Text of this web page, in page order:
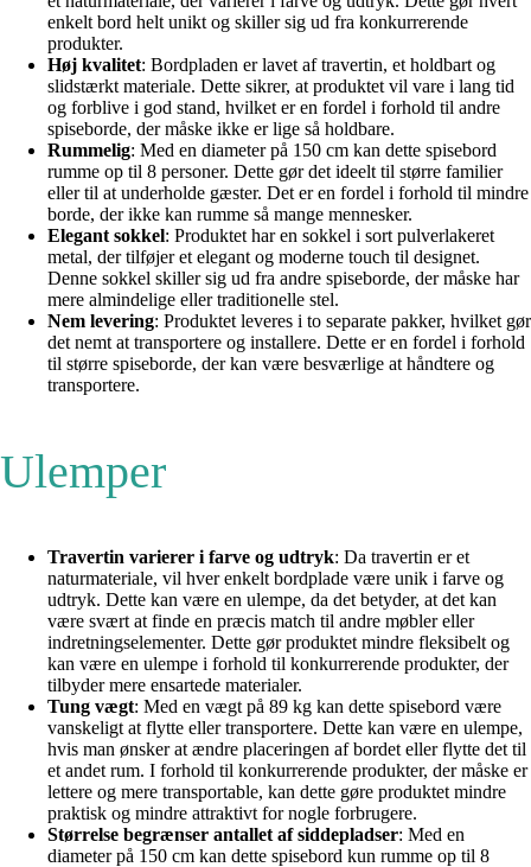
enkelt bord helt unikt og skiller sig ud fra konkurrerende
produkter.
Høj kvalitet: Bordpladen er lavet af travertin, et holdbart og
slidstærkt materiale. Dette sikrer, at produktet vil vare i lang tid
og forblive i god stand, hvilket er en fordel i forhold til andre
spiseborde, der måske ikke er lige så holdbare.
Rummelig: Med en diameter på 150 cm kan dette spisebord
rumme op til 8 personer. Dette gør det ideelt til større familier
eller til at underholde gæster. Det er en fordel i forhold til mindre
borde, der ikke kan rumme så mange mennesker.
Elegant sokkel: Produktet har en sokkel i sort pulverlakeret
metal, der tilføjer et elegant og moderne touch til designet.
Denne sokkel skiller sig ud fra andre spiseborde, der måske har
mere almindelige eller traditionelle stel.
Nem levering: Produktet leveres i to separate pakker, hvilket gør
det nemt at transportere og installere. Dette er en fordel i forhold
til større spiseborde, der kan være besværlige at håndtere og
transportere.
Ulemper
Travertin varierer i farve og udtryk: Da travertin er et
naturmateriale, vil hver enkelt bordplade være unik i farve og
udtryk. Dette kan være en ulempe, da det betyder, at det kan
være svært at finde en præcis match til andre møbler eller
indretningselementer. Dette gør produktet mindre fleksibelt og
kan være en ulempe i forhold til konkurrerende produkter, der
tilbyder mere ensartede materialer.
Tung vægt: Med en vægt på 89 kg kan dette spisebord være
vanskeligt at flytte eller transportere. Dette kan være en ulempe,
hvis man ønsker at ændre placeringen af bordet eller flytte det til
et andet rum. I forhold til konkurrerende produkter, der måske er
lettere og mere transportable, kan dette gøre produktet mindre
praktisk og mindre attraktivt for nogle forbrugere.
Størrelse begrænser antallet af siddepladser: Med en
diameter på 150 cm kan dette spisebord kun rumme op til 8